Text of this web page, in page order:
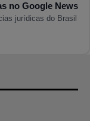
no Google News
jurídicas do Brasil